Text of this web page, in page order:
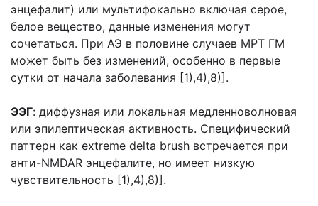
энцефалит) или мультифокально включая серое,
белое вещество, данные изменения могут
сочетаться. При АЭ в половине случаев МРТ ГМ
может быть без изменений, особенно в первые
сутки от начала заболевания [1),4),8)].
ЭЭГ: диффузная или локальная медленноволновая
или эпилептическая активность. Специфический
паттерн как extreme delta brush встречается при
анти-NMDAR энцефалите, но имеет низкую
чувствительность [1),4),8)].